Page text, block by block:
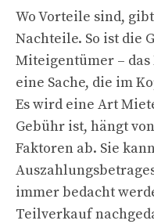
Wo Vorteile sind,
Nachteile. So ist die
Miteigentümer –
eine Sache, die im
Es wird eine Art
Gebühr ist, hängt
Faktoren ab. Sie
immer bedacht
Teilverkauf